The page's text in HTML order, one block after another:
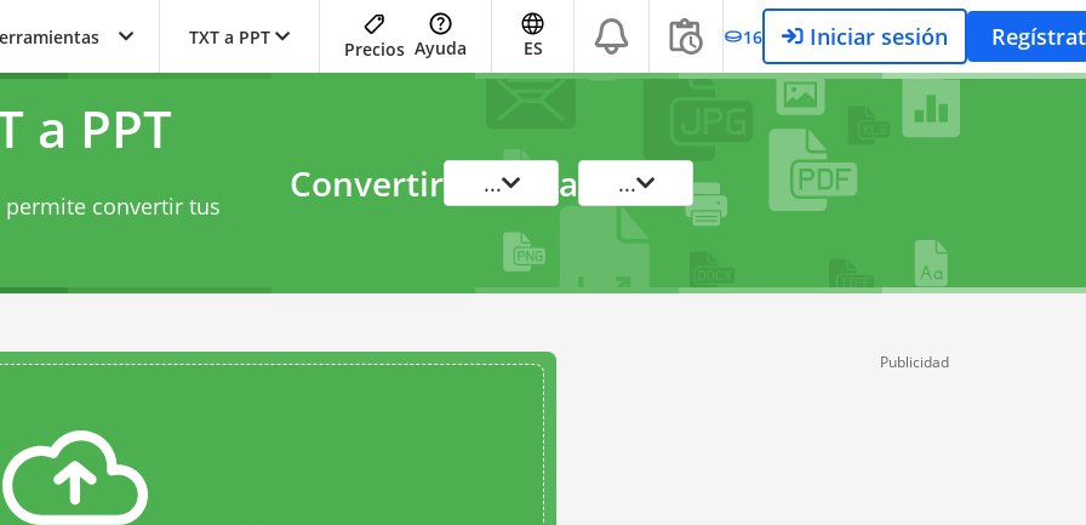
TXT a PPT
Precios Ayuda ES 16 Iniciar sesión
a PPT
convertir tus Convertir ... a ...
Publicidad